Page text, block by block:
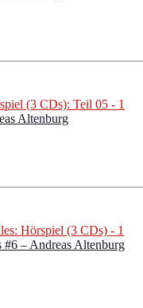
Altenburg
#6 – Andreas Altenburg